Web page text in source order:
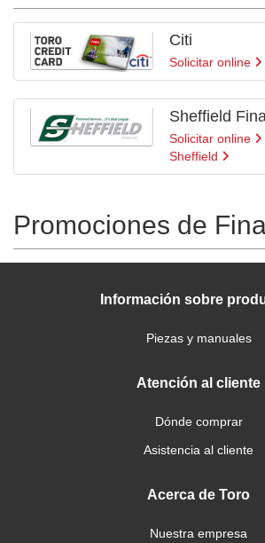
Citi
Solicitar online
Sheffield
Solicitar online
Sheffield
Promociones de
Información sobre
Piezas y manuales
Atención al cliente
Dónde comprar
Asistencia al cliente
Acerca de Toro
Nuestra empresa